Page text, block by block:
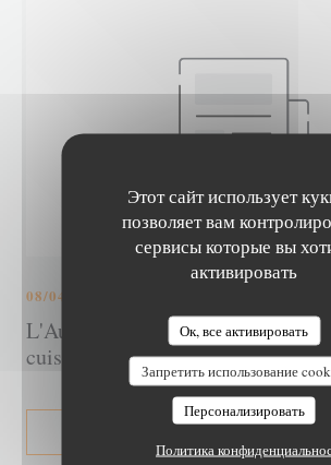
Этот сайт использует
позволяет вам
сервисы которые вы
активировать
Ок, все активировать
Запретить использование
Персонализировать
Политика
L'Auberge du Moulin récompensée
cuisine locale
08/04/2021